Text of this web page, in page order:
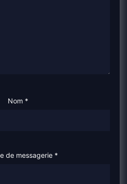
Nom *
de messagerie *